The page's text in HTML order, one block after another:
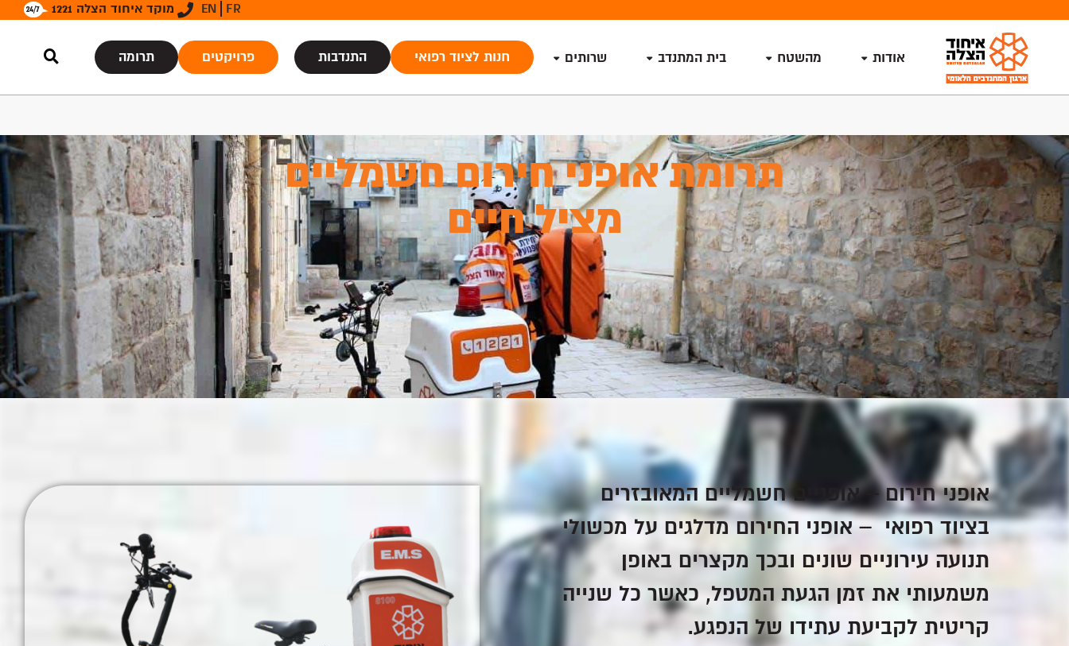
מוקד איחוד הצלה 1221 EN FR
אודות מהשטח בית המתנדב שרותים חנות לציוד רפואי התנדבות פרויקטים תרומה
תרומת אופני חירום חשמליים
מציל חיים
אופני חירום – אופניים חשמליים המאובזרים
בציוד רפואי –אופני החירוםמדלגים על מכשולי
תנועה עירוניים שונים ובכך מקצרים באופן
משמעותי את זמן הגעת המטפל, כאשר כל שנייה
קריטית לקביעת עתידו של הנפגע.